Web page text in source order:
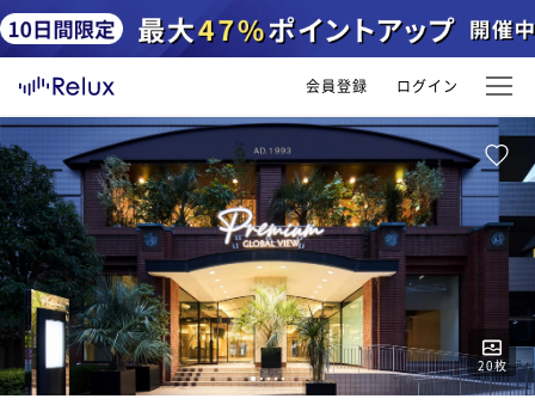
会員登録 ログイン
20枚
12345